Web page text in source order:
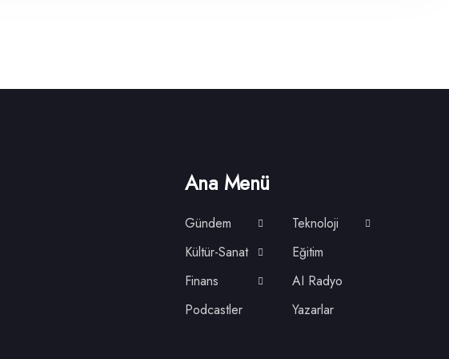
Ana Menü
Gündem
Teknoloji
Kültür-Sanat
Eğitim
Finans
AI Radyo
Podcastler
Yazarlar